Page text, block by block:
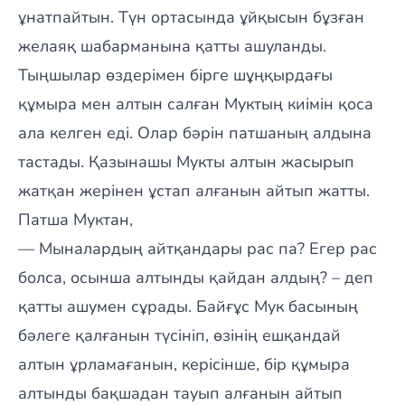
ұнатпайтын. Түн ортасында ұйқысын бұзған
желаяқ шабарманына қатты ашуланды.
Тыңшылар өздерімен бірге шұңқырдағы
құмыра мен алтын салған Муктың киімін қоса
ала келген еді. Олар бәрін патшаның алдына
тастады. Қазынашы Мукты алтын жасырып
жатқан жерінен ұстап алғанын айтып жатты.
Патша Муктан,
— Мыналардың айтқандары рас па? Егер рас
болса, осынша алтынды қайдан алдың? – деп
қатты ашумен сұрады. Байғұс Мук басының
бәлеге қалғанын түсініп, өзінің ешқандай
алтын ұрламағанын, керісінше, бір құмыра
алтынды бақшадан тауып алғанын айтып